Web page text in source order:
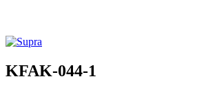
KFAK-044-1